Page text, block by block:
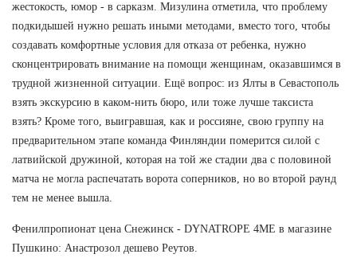
жестокость, юмор - в сарказм. Мизулина отметила, что проблему
подкидышей нужно решать иными методами, вместо того, чтобы
создавать комфортные условия для отказа от ребенка, нужно
сконцентрировать внимание на помощи женщинам, оказавшимся в
трудной жизненной ситуации. Ещё вопрос: из Ялты в Севастополь
взять экскурсию в каком-нить бюро, или тоже лучше таксиста
взять? Кроме того, выигравшая, как и россияне, свою группу на
предварительном этапе команда Финляндии померится силой с
латвийской дружиной, которая на той же стадии два с половиной
матча не могла распечатать ворота соперников, но во второй раунд
тем не менее вышла.
Фенилпропионат цена Снежинск - DYNATROPE 4ME в магазине
Пушкино: Анастрозол дешево Реутов.